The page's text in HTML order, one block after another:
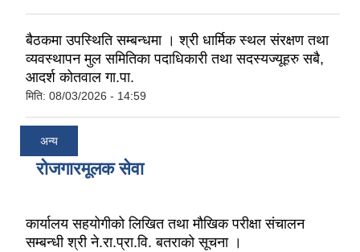
बैठकमा उपस्थिति सम्बन्धमा । श्री धार्मिक स्थल संरक्षण तथा
व्यवस्थापन मुल समितिका पदाधिकारी तथा सदस्यज्यूहरु सबै,
आदर्श कोतवाल गा.पा.
मिति: 08/03/2026 - 14:59
अन्य
रोजगारमूलक सेवा
कार्यालय सहयोगीको लिखित तथा मौखिक परीक्षा संचालन
सम्बन्धी श्री ने.रा.प्रा.वि. बतराको सूचना ।